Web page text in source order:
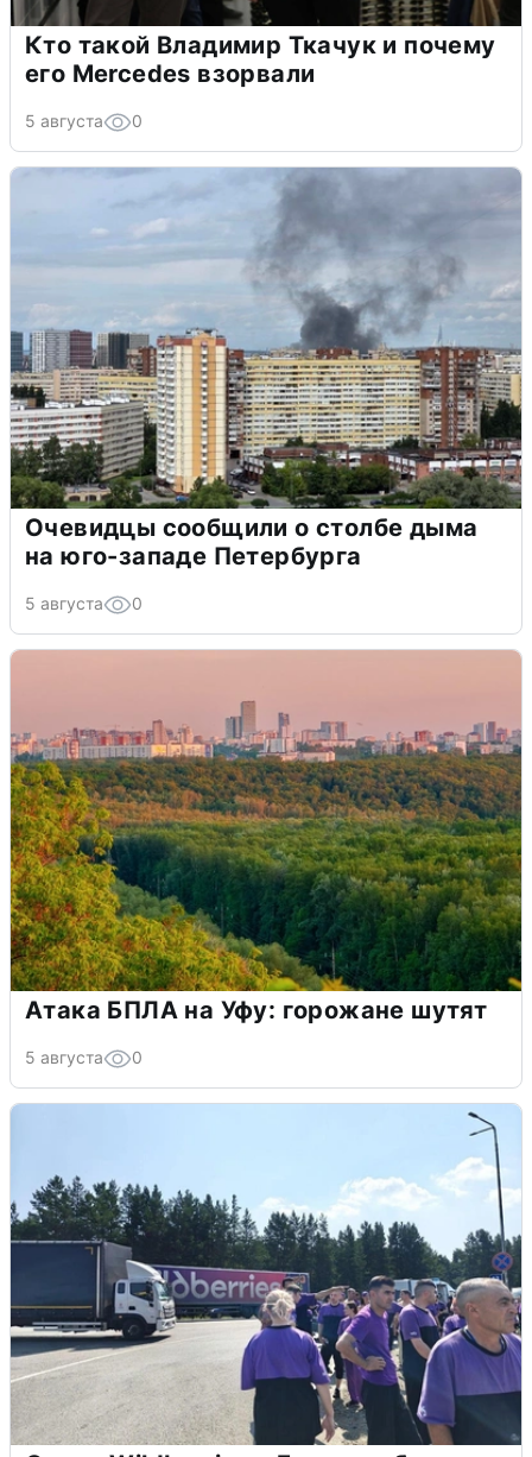
Кто такой Владимир Ткачук и почему
его Mercedes взорвали
5 августа 0
Очевидцы сообщили о столбе дыма
на юго-западе Петербурга
5 августа 0
Атака БПЛА на Уфу: горожане шутят
5 августа 0